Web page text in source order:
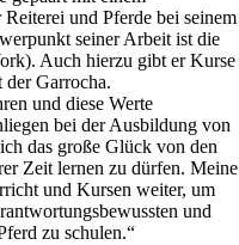
und Pferde bei seinem
seiner Arbeit ist die
Auch hierzu gibt er Kurse
Garrocha.
und diese Werte
bei der Ausbildung von
das große Glück von den
Zeit lernen zu dürfen. Meine
und Kursen weiter, um
und
zu schulen.“